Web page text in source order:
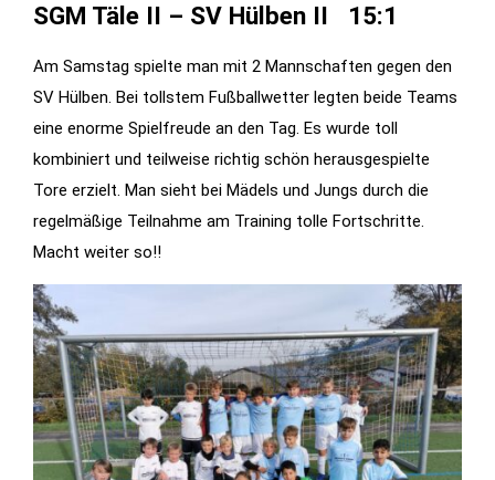
SGM Täle II – SV Hülben II 15:1
Am Samstag spielte man mit 2 Mannschaften gegen den
SV Hülben. Bei tollstem Fußballwetter legten beide Teams
eine enorme Spielfreude an den Tag. Es wurde toll
kombiniert und teilweise richtig schön herausgespielte
Tore erzielt. Man sieht bei Mädels und Jungs durch die
regelmäßige Teilnahme am Training tolle Fortschritte.
Macht weiter so!!
Notwendig
Diese
Cookies
werden für
die
Funktionalität
benötigt.
Statistiken
Diese Cookies
geben uns
Informationen,